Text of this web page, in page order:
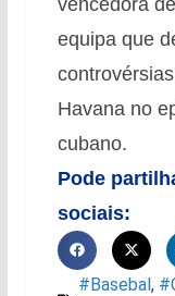
equipa que
Havana no
cubano.
Pode
sociais:
#Basebal,